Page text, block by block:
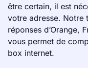
être certain, il est
votre adresse. Notre
réponses d’Orange,
vous permet de
box internet.